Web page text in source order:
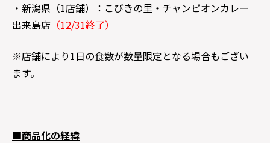
・新潟県（1店舗）：こびきの里・チャンピオンカレー
出来島店 （12/31終了）
※店舗により1日の食数が数量限定となる場合もござい
ます。
■商品化の経緯